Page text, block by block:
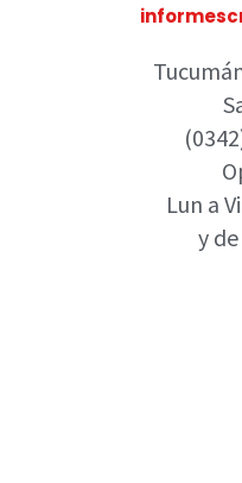
Lun a
y